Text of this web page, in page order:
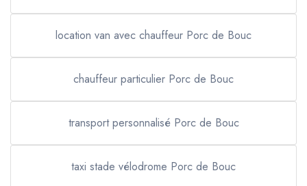
location van avec chauffeur Porc de Bouc
chauffeur particulier Porc de Bouc
transport personnalisé Porc de Bouc
taxi stade vélodrome Porc de Bouc